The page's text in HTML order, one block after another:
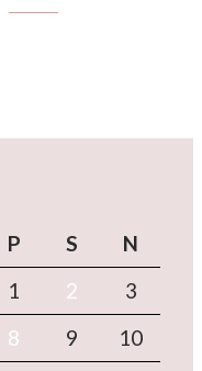
P S
N
1
2
3
8 9
10